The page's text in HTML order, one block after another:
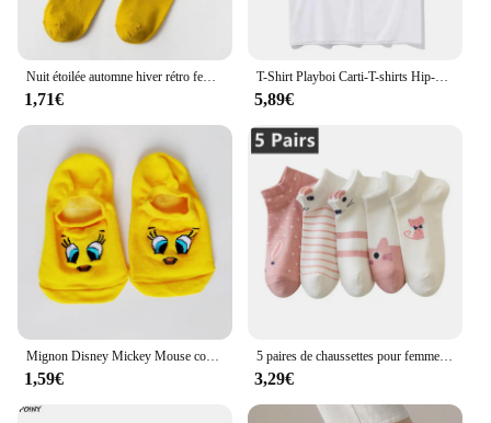
1,71€
T-Shirt Playboi Carti-T-shirts Hip-Hop pour Homme, Chat Mignon, Imprimé Harajuku, Governor Gulier, Qualité Y, Rappeur
5,89€
1,59€
5 paires de chaussettes pour femme Kitty Crew chaussettes courtes chaussettes d'impression créative
3,29€